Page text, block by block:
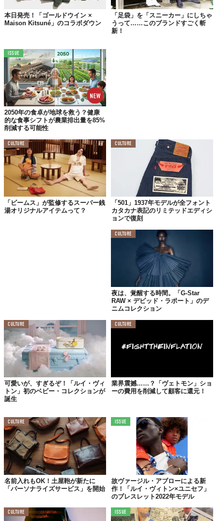
© 株式会社アダストリア
トレンドを反映したデザインと 絶妙なサイズ感
を両立させた秘訣
は、コラボレーションした高山直子さん（身長155cm）、ひるい
ちか.さん（身長152cm）の“欲しい”をそのまま落とし込んだこ
“シンデレラサイズ”って、元々は足が小さかったシンデレラにち
なんで小さめサイズの靴を指していたみたいだけど、今回はふた
りの魔法使いがぴったりサイズで作ってくれたお洋服みたい。
のラインナップは、9月9日（木）
から先行予約を受付中。毎日の自分に美しく
フィットする“ドレス”をお探しのシンデレラたちはお見逃しな
TABI LABO
この世界は、もっと広いはずだ。
本日発売！「ゴールドウイン ×
Maison Kitsuné」のコラボダウン
「足袋」を「スニーカー」にしちゃ
うって……このブランドすごく斬
新！
ISSUE
2050年の食卓が地球を救う？健康
的な食事シフトが農業排出量を85%
削減する可能性
CULTURE
「ビームス」が監修するスーパー銭
湯オリジナルアイテムって？
CULTURE
「501」1937年モデルが全フォント
カタカナ表記のリミテッドエディシ
ョンで復刻
CULTURE
夜は、覚醒する時間。「G-Star
RAW × デビッド・ラポート」のデ
ニムコレクション
CULTURE
可愛いが、すぎるぞ！「ルイ・ヴィ
トン」初のベビー・コレクションが
誕生
CULTURE
業界震撼……？「ヴェトモン」ショ
ーの費用を削減して顧客に還元！
CULTURE
名前入れもOK！土屋鞄が新たに
「パーソナライズサービス」を開始
ISSUE
故ヴァージル・アブローによる新
作！「ルイ・ヴィトン×ユニセフ」
のブレスレット2022年モデル
CULTURE ISSUE